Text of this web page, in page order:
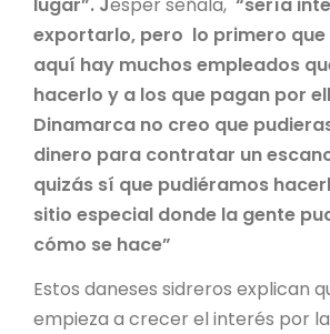
exportarlo, pero lo primero que
aquí hay muchos empleados
hacerlo y a los que pagan por
Dinamarca no creo que
dinero para contratar un
quizás sí que pudiéramos
sitio especial donde la gente
cómo se hace”
Estos daneses sidreros explican
empieza a crecer el interés por